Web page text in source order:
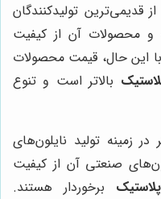
قدیمی‌ترین تولیدکنندگان
و محصولات آن از کیفیت
این حال، قیمت محصولات
بالاتر است و تنوع
زمینه تولید نایلون‌های
صنعتی آن از کیفیت
برخوردار هستند.